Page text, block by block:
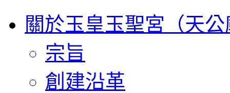
關於玉皇玉聖宮（天
宗旨
創建沿革